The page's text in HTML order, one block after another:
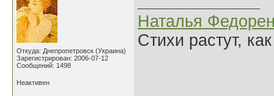
Откуда: Днепропетровск (Украина)
Зарегистрирован: 2006-07-12
Сообщений: 1498
Наталья
Стихи растут,
Неактивен